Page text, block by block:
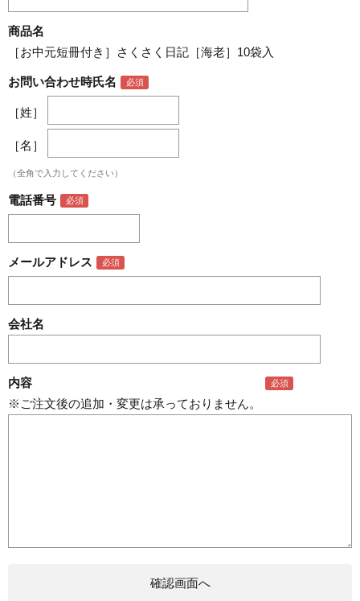
商品名
［お中元短冊付き］さくさく日記［海老］10袋入
お問い合わせ時氏名
［姓］
［名］
（全角で入力してください）
電話番号
メールアドレス
会社名
内容
※ご注文後の追加・変更は承っておりません。